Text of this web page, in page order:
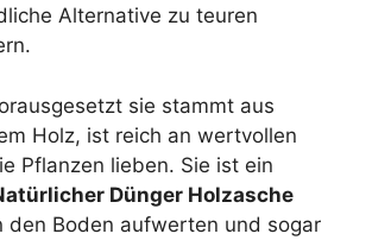
Alternative zu teuren
sie stammt aus
Holz, ist reich an wertvollen
Pflanzen lieben. Sie ist ein
Dünger Holzasche
den Boden aufwerten und sogar